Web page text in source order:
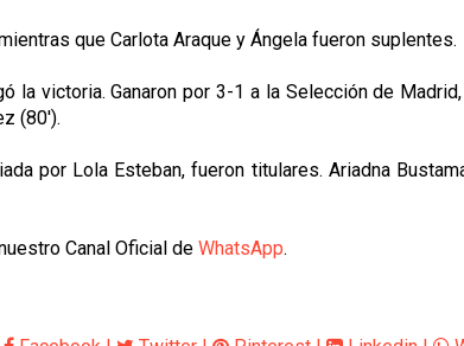
que Carlota Araque y Ángela fueron suplentes.
la victoria. Ganaron por 3-1 a la Selección de
(80').
por Lola Esteban, fueron titulares. Ariadna
Canal Oficial de WhatsApp.